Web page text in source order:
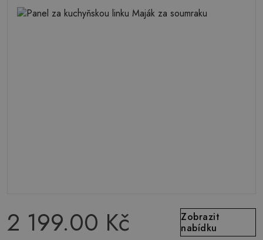
2 199.00 Kč
Zobrazit
nabídku